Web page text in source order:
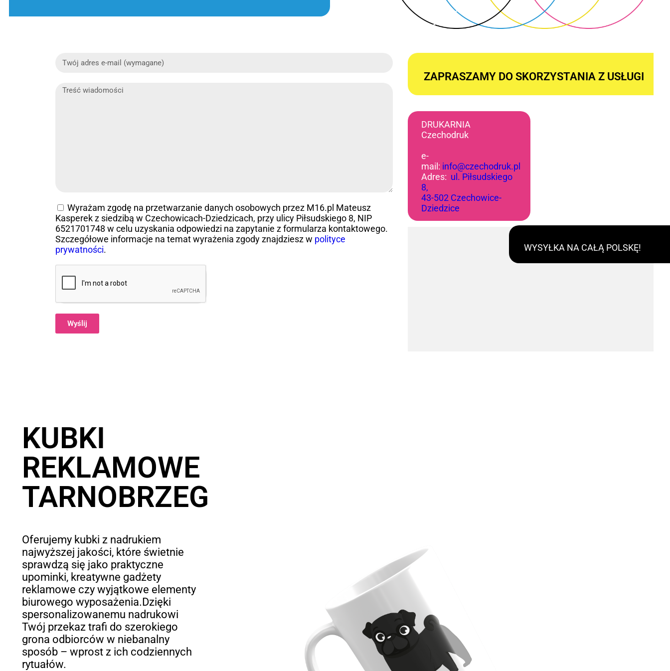
WYSYŁKA NA CAŁĄ POLSKĘ!
Wyrażam zgodę na przetwarzanie danych osobowych przez M16.pl Mateusz
Kasperek z siedzibą w Czechowicach-Dziedzicach, przy ulicy Piłsudskiego 8, NIP
6521701748 w celu uzyskania odpowiedzi na zapytanie z formularza kontaktowego.
Szczegółowe informacje na temat wyrażenia zgody znajdziesz w polityce
prywatności.
Wyślij
ZAPRASZAMY DO SKORZYSTANIA Z USŁUGI
DRUKARNIA
Czechodruk
e-
mail: info@czechodruk.pl
Adres: ul. Piłsudskiego
8,
43-502 Czechowice-
Dziedzice
KUBKI
REKLAMOWE
TARNOBRZEG
Oferujemy kubki z nadrukiem
najwyższej jakości, które świetnie
sprawdzą się jako praktyczne
upominki, kreatywne gadżety
reklamowe czy wyjątkowe elementy
biurowego wyposażenia.Dzięki
spersonalizowanemu nadrukowi
Twój przekaz trafi do szerokiego
grona odbiorców w niebanalny
sposób – wprost z ich codziennych
rytuałów.